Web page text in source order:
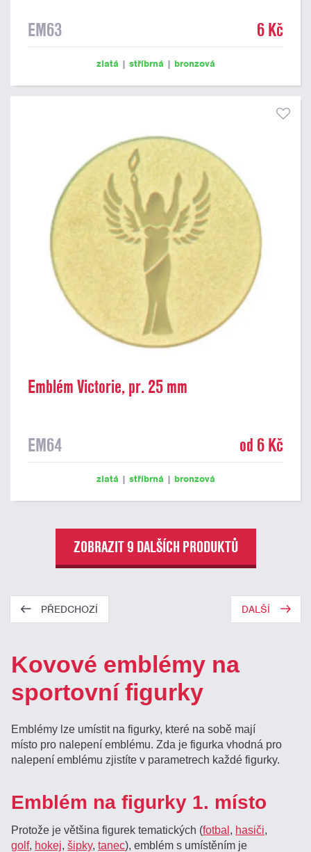
EM63 6 Kč
zlatá | stříbrná | bronzová
Emblém Victorie, pr. 25 mm
EM64 od 6 Kč
zlatá | stříbrná | bronzová
ZOBRAZIT 9 DALŠÍCH PRODUKTŮ
PŘEDCHOZÍ DALŠÍ
Kovové emblémy na
sportovní figurky
Emblémy lze umístit na figurky, které na sobě mají
místo pro nalepení emblému. Zda je figurka vhodná pro
nalepení emblému zjistíte v parametrech každé figurky.
Emblém na figurky 1. místo
Protože je většina figurek tematických (fotbal, hasiči,
golf, hokej,šipky,tanec), emblém s umístěním je